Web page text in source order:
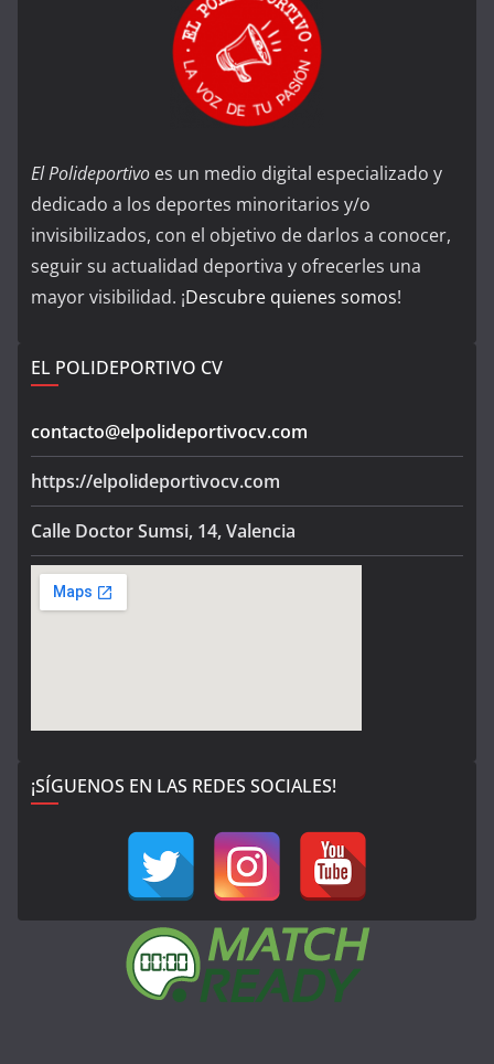
El Polideportivo es un medio digital especializado y
dedicado a los deportes minoritarios y/o
invisibilizados, con el objetivo de darlos a conocer,
seguir su actualidad deportiva y ofrecerles una
mayor visibilidad. ¡Descubre quienes somos!
EL POLIDEPORTIVO CV
contacto@elpolideportivocv.com
https://elpolideportivocv.com
Calle Doctor Sumsi, 14, Valencia
¡SÍGUENOS EN LAS REDES SOCIALES!